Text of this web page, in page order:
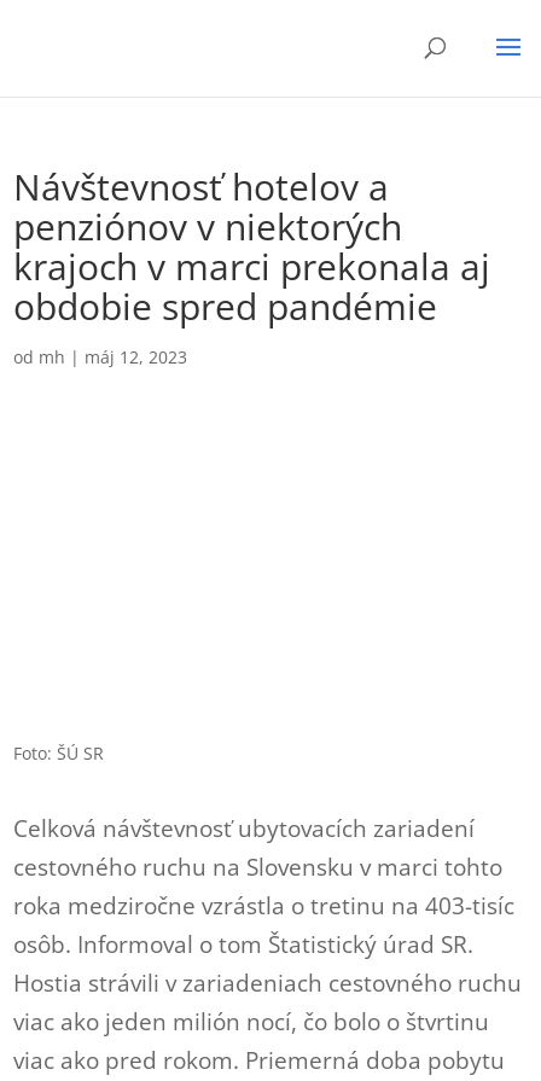
Návštevnosť hotelov a
penziónov v niektorých
krajoch v marci prekonala aj
obdobie spred pandémie
od mh | máj 12, 2023
Foto: ŠÚ SR
Celková návštevnosť ubytovacích zariadení
cestovného ruchu na Slovensku v marci tohto
roka medziročne vzrástla o tretinu na 403-tisíc
osôb. Informoval o tom Štatistický úrad SR.
Hostia strávili v zariadeniach cestovného ruchu
viac ako jeden milión nocí, čo bolo o štvrtinu
viac ako pred rokom. Priemerná doba pobytu